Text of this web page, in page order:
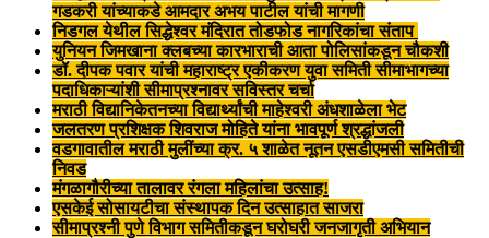
गडकरी यांच्याकडे आमदार अभय पाटील यांची मागणी
निडगल येथील सिद्धेश्वर मंदिरात तोडफोड नागरिकांचा संताप
युनियन जिमखाना क्लबच्या कारभाराची आता पोलिसांकडून चौकशी
डॉ. दीपक पवार यांची महाराष्ट्र एकीकरण युवा समिती सीमाभागच्या
पदाधिकाऱ्यांशी सीमाप्रश्नावर सविस्तर चर्चा
मराठी विद्यानिकेतनच्या विद्यार्थ्यांची माहेश्वरी अंधशाळेला भेट
जलतरण प्रशिक्षक शिवराज मोहिते यांना भावपूर्ण श्रद्धांजली
वडगावातील मराठी मुलींच्या क्र. ५ शाळेत नूतन एसडीएमसी समितीची
निवड
मंगळागौरीच्या तालावर रंगला महिलांचा उत्साह!
एसकेई सोसायटीचा संस्थापक दिन उत्साहात साजरा
सीमाप्रश्नी पुणे विभाग समितीकडून घरोघरी जनजागृती अभियान